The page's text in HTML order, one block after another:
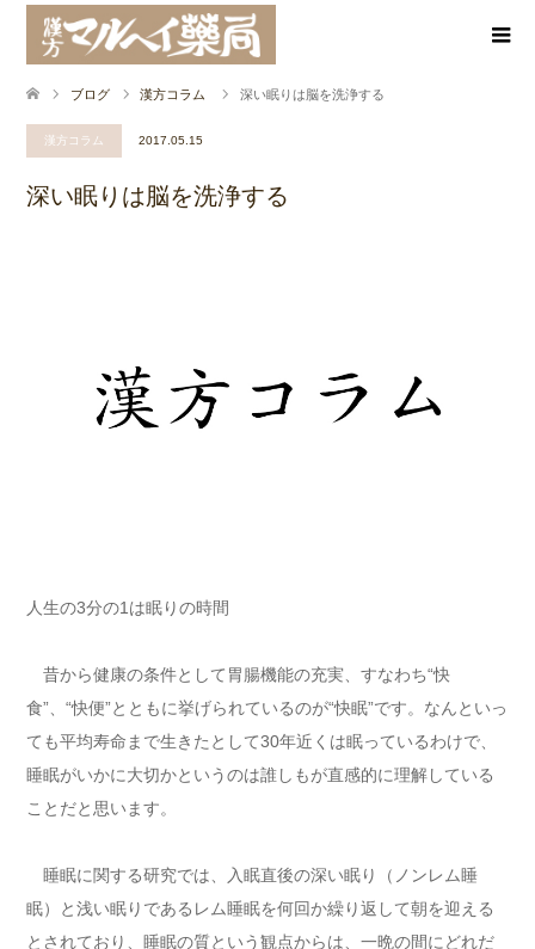
ブログ 漢方コラム 深い眠りは脳を洗浄する
漢方コラム 2017.05.15
深い眠りは脳を洗浄する
人生の3分の1は眠りの時間
昔から健康の条件として胃腸機能の充実、すなわち“快
食”、“快便”とともに挙げられているのが“快眠”です。なんといっ
ても平均寿命まで生きたとして30年近くは眠っているわけで、
睡眠がいかに大切かというのは誰しもが直感的に理解している
ことだと思います。
睡眠に関する研究では、入眠直後の深い眠り（ノンレム睡
眠）と浅い眠りであるレム睡眠を何回か繰り返して朝を迎える
とされており、睡眠の質という観点からは、一晩の間にどれだ